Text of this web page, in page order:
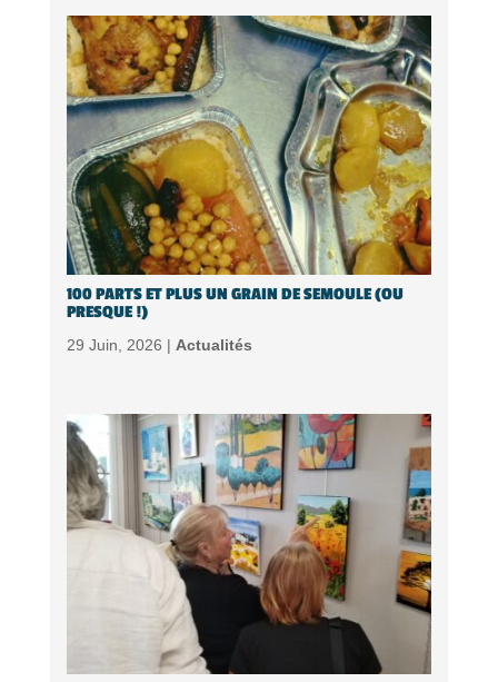
100 PARTS ET PLUS UN GRAIN DE SEMOULE (OU
PRESQUE !)
29 Juin, 2026 | Actualités